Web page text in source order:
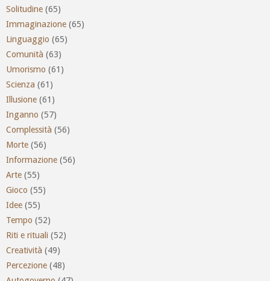
Solitudine (65)
Immaginazione (65)
Linguaggio (65)
Comunità (63)
Umorismo (61)
Scienza (61)
Illusione (61)
Inganno (57)
Complessità (56)
Morte (56)
Informazione (56)
Arte (55)
Gioco (55)
Idee (55)
Tempo (52)
Riti e rituali (52)
Creatività (49)
Percezione (48)